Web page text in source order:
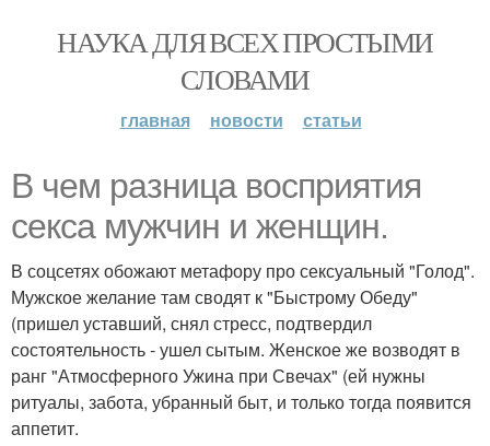
НАУКА ДЛЯ ВСЕХ ПРОСТЫМИ
СЛОВАМИ
главная новости статьи
В чем разница восприятия
секса мужчин и женщин.
В соцсетях обожают метафору про сексуальный "Голод".
Мужское желание там сводят к "Быстрому Обеду"
(пришел уставший, снял стресс, подтвердил
состоятельность - ушел сытым. Женское же возводят в
ранг "Атмосферного Ужина при Свечах" (ей нужны
ритуалы, забота, убранный быт, и только тогда появится
аппетит.